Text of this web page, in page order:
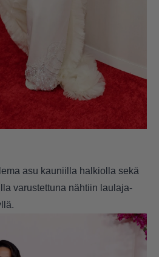
asu kauniilla halkiolla sekä
varustettuna nähtiin laulaja-